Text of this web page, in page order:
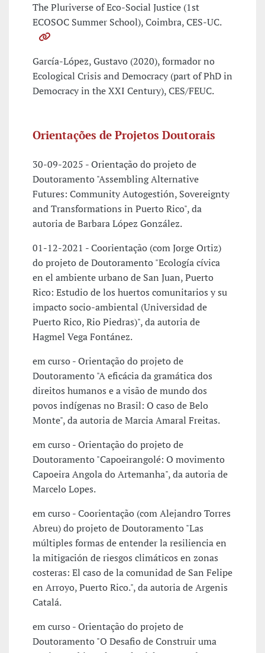
The Pluriverse of Eco-Social Justice (1st
ECOSOC Summer School), Coimbra, CES-UC.
García-López, Gustavo (2020), formador no
Ecological Crisis and Democracy (part of PhD in
Democracy in the XXI Century), CES/FEUC.
Orientações de Projetos Doutorais
30-09-2025 - Orientação do projeto de
Doutoramento "Assembling Alternative
Futures: Community Autogestión, Sovereignty
and Transformations in Puerto Rico", da
autoria de Barbara López González.
01-12-2021 - Coorientação (com Jorge Ortiz)
do projeto de Doutoramento "Ecología cívica
en el ambiente urbano de San Juan, Puerto
Rico: Estudio de los huertos comunitarios y su
impacto socio-ambiental (Universidad de
Puerto Rico, Rio Piedras)", da autoria de
Hagmel Vega Fontánez.
em curso - Orientação do projeto de
Doutoramento "A eficácia da gramática dos
direitos humanos e a visão de mundo dos
povos indígenas no Brasil: O caso de Belo
Monte", da autoria de Marcia Amaral Freitas.
em curso - Orientação do projeto de
Doutoramento "Capoeirangolé: O movimento
Capoeira Angola do Artemanha", da autoria de
Marcelo Lopes.
em curso - Coorientação (com Alejandro Torres
Abreu) do projeto de Doutoramento "Las
múltiples formas de entender la resiliencia en
la mitigación de riesgos climáticos en zonas
costeras: El caso de la comunidad de San Felipe
en Arroyo, Puerto Rico.", da autoria de Argenis
Catalá.
em curso - Orientação do projeto de
Doutoramento "O Desafio de Construir uma